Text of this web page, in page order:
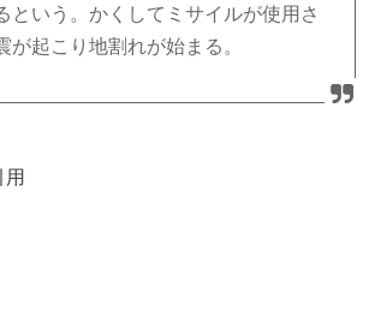
という。かくしてミサイルが使用さ
が起こり地割れが始まる。
用